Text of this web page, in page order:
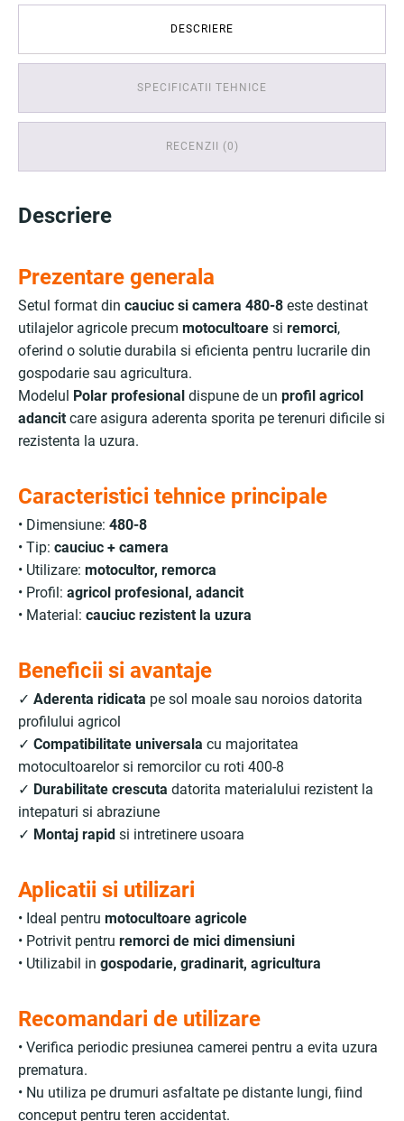
DESCRIERE
SPECIFICATII TEHNICE
RECENZII (0)
Descriere
Prezentare generala
Setul format din cauciuc si camera 480-8 este destinat
utilajelor agricole precum motocultoare si remorci,
oferind o solutie durabila si eficienta pentru lucrarile din
gospodarie sau agricultura.
Modelul Polar profesional dispune de un profil agricol
adancit care asigura aderenta sporita pe terenuri dificile si
rezistenta la uzura.
Caracteristici tehnice principale
• Dimensiune: 480-8
• Tip: cauciuc + camera
• Utilizare: motocultor, remorca
• Profil: agricol profesional, adancit
• Material: cauciuc rezistent la uzura
Beneficii si avantaje
✓ Aderenta ridicata pe sol moale sau noroios datorita
profilului agricol
✓ Compatibilitate universala cu majoritatea
motocultoarelor si remorcilor cu roti 400-8
✓ Durabilitate crescuta datorita materialului rezistent la
intepaturi si abraziune
✓ Montaj rapid si intretinere usoara
Aplicatii si utilizari
• Ideal pentru motocultoare agricole
• Potrivit pentru remorci de mici dimensiuni
• Utilizabil in gospodarie, gradinarit, agricultura
Recomandari de utilizare
• Verifica periodic presiunea camerei pentru a evita uzura
prematura.
• Nu utiliza pe drumuri asfaltate pe distante lungi, fiind
conceput pentru teren accidentat.